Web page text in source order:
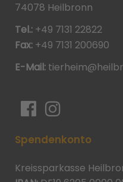
74078 Heilbronn
Tel.: +49 7131 22822
Fax: +49 7131 200690
E-Mail:
Spendenkonto
Kreissparkasse